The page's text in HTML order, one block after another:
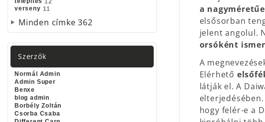
12
11
verseny
Minden címke362
Szerzők
Normál Admin
Admin Super
Benxe
blog admin
Borbély Zoltán
Csorba Csaba
a
elsősorban
jelent angolul.
orsóként
A
Elérhető
látják el. A
hogy felér-e a